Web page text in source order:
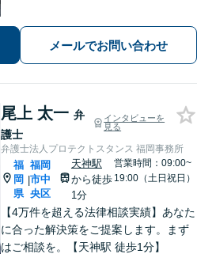
でも諦めずに是非一度ご相談くださ
い。【福岡市中央区赤坂駅徒歩２分】
メールでお問い合わせ
尾上 太一 弁
護士
インタビューを
見る
弁護士法人プロテクトスタンス 福岡事務所
福
岡
県
|
福岡
市中
央区
天神駅
から徒歩
1分
営業時間：09:00~
19:00（土日祝日）
【4万件を超える法律相談実績】あなた
に合った解決策をご提案します。まず
はご相談を。【天神駅 徒歩1分】